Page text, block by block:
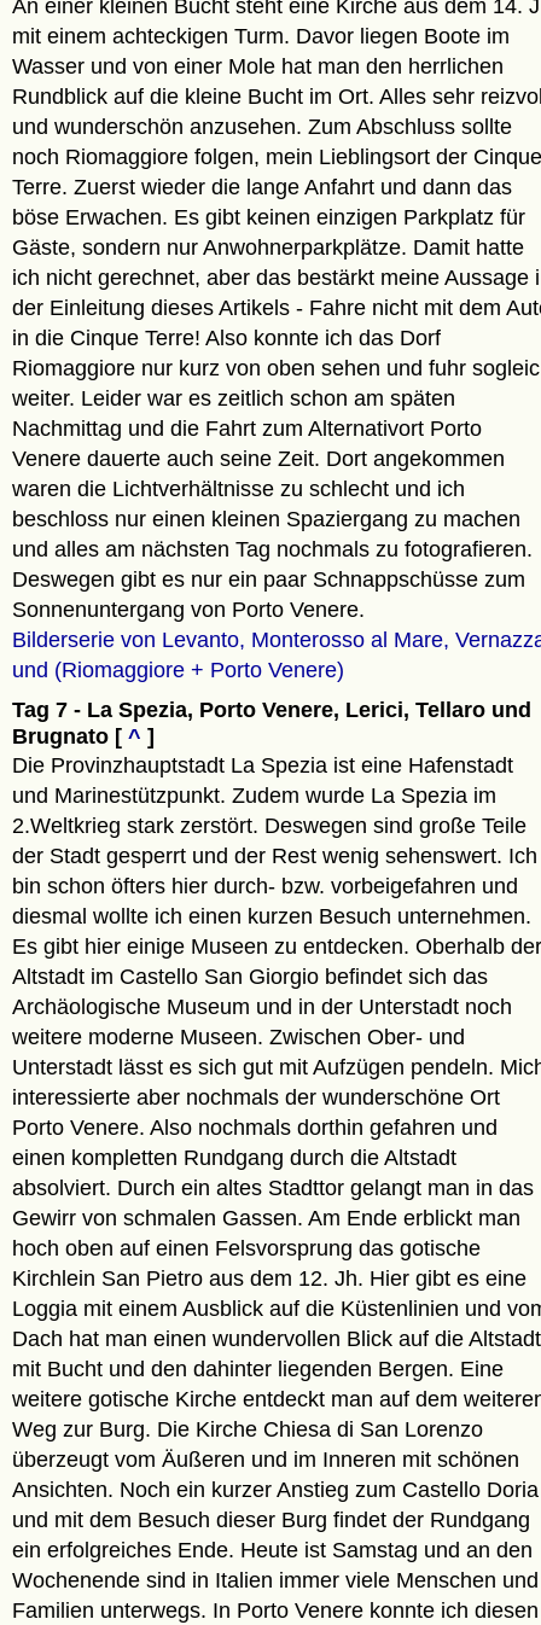
An einer kleinen Bucht steht eine Kirche aus dem 14.
mit einem achteckigen Turm. Davor liegen Boote im
Wasser und von einer Mole hat man den herrlichen
Rundblick auf die kleine Bucht im Ort. Alles sehr
und wunderschön anzusehen. Zum Abschluss sollte
noch Riomaggiore folgen, mein Lieblingsort der Cinque
Terre. Zuerst wieder die lange Anfahrt und dann das
böse Erwachen. Es gibt keinen einzigen Parkplatz für
Gäste, sondern nur Anwohnerparkplätze. Damit hatte
ich nicht gerechnet, aber das bestärkt meine Aussage
der Einleitung dieses Artikels - Fahre nicht mit dem
in die Cinque Terre! Also konnte ich das Dorf
Riomaggiore nur kurz von oben sehen und fuhr
weiter. Leider war es zeitlich schon am späten
Nachmittag und die Fahrt zum Alternativort Porto
Venere dauerte auch seine Zeit. Dort angekommen
waren die Lichtverhältnisse zu schlecht und ich
beschloss nur einen kleinen Spaziergang zu machen
und alles am nächsten Tag nochmals zu fotografieren.
Deswegen gibt es nur ein paar Schnappschüsse zum
Sonnenuntergang von Porto Venere.
Bilderserie von Levanto, Monterosso al Mare,
und (Riomaggiore + Porto Venere)
Tag 7 - La Spezia, Porto Venere, Lerici, Tellaro und
Brugnato [ ^ ]
Die Provinzhauptstadt La Spezia ist eine Hafenstadt
und Marinestützpunkt. Zudem wurde La Spezia im
2.Weltkrieg stark zerstört. Deswegen sind große Teile
der Stadt gesperrt und der Rest wenig sehenswert. Ich
bin schon öfters hier durch- bzw. vorbeigefahren und
diesmal wollte ich einen kurzen Besuch unternehmen.
Es gibt hier einige Museen zu entdecken. Oberhalb der
Altstadt im Castello San Giorgio befindet sich das
Archäologische Museum und in der Unterstadt noch
weitere moderne Museen. Zwischen Ober- und
Unterstadt lässt es sich gut mit Aufzügen pendeln.
interessierte aber nochmals der wunderschöne Ort
Porto Venere. Also nochmals dorthin gefahren und
einen kompletten Rundgang durch die Altstadt
absolviert. Durch ein altes Stadttor gelangt man in das
Gewirr von schmalen Gassen. Am Ende erblickt man
hoch oben auf einen Felsvorsprung das gotische
Kirchlein San Pietro aus dem 12. Jh. Hier gibt es eine
Loggia mit einem Ausblick auf die Küstenlinien und
Dach hat man einen wundervollen Blick auf die Altstadt
mit Bucht und den dahinter liegenden Bergen. Eine
weitere gotische Kirche entdeckt man auf dem
Weg zur Burg. Die Kirche Chiesa di San Lorenzo
überzeugt vom Äußeren und im Inneren mit schönen
Ansichten. Noch ein kurzer Anstieg zum Castello Doria
und mit dem Besuch dieser Burg findet der Rundgang
ein erfolgreiches Ende. Heute ist Samstag und an den
Wochenende sind in Italien immer viele Menschen und
Familien unterwegs. In Porto Venere konnte ich diesen